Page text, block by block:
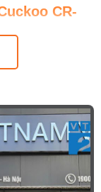
CR-
giúp cơm
dàng sử